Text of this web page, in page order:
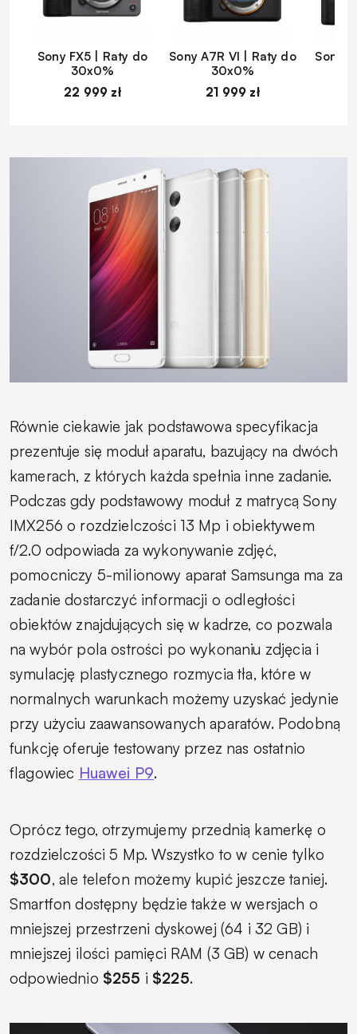
Sony FX5 | Raty do
30x0%
22 999 zł
Sony A7R VI | Raty do
30x0%
21 999 zł
Sony
Równie ciekawie jak podstawowa specyfikacja
prezentuje się moduł aparatu, bazujący na dwóch
kamerach, z których każda spełnia inne zadanie.
Podczas gdy podstawowy moduł z matrycą Sony
IMX256 o rozdzielczości 13 Mp i obiektywem
f/2.0 odpowiada za wykonywanie zdjęć,
pomocniczy 5-milionowy aparat Samsunga ma za
zadanie dostarczyć informacji o odległości
obiektów znajdujących się w kadrze, co pozwala
na wybór pola ostrości po wykonaniu zdjęcia i
symulację plastycznego rozmycia tła, które w
normalnych warunkach możemy uzyskać jedynie
przy użyciu zaawansowanych aparatów. Podobną
funkcję oferuje testowany przez nas ostatnio
flagowiec Huawei P9.
Oprócz tego, otrzymujemy przednią kamerkę o
rozdzielczości 5 Mp. Wszystko to w cenie tylko
$300, ale telefon możemy kupić jeszcze taniej.
Smartfon dostępny będzie także w wersjach o
mniejszej przestrzeni dyskowej (64 i 32 GB) i
mniejszej ilości pamięci RAM (3 GB) w cenach
odpowiednio $255 i $225.